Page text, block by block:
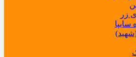
زر
سایپا